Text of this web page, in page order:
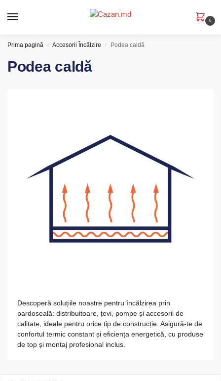
0
Prima pagină / Accesorii Încălzire / Podea caldă
Podea caldă
Descoperă soluțiile noastre pentru încălzirea prin
pardoseală: distribuitoare, țevi, pompe și accesorii de
calitate, ideale pentru orice tip de construcție. Asigură-te de
confortul termic constant și eficiența energetică, cu produse
de top și montaj profesional inclus.